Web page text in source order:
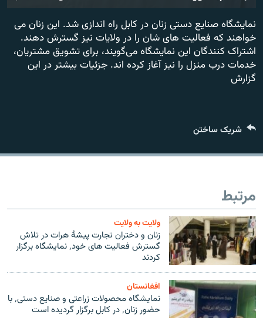
صفحه پشتو
Azadi English
همۀ سایت‌های رادیو آزادی/ رادیو اروپای آزاد
Auto
240p
360p
480p
360p
480p
نمایشگاه صنایع دستی زنان در کابل راه اندازی شد. این زنان می
خواهند که فعالیت های شان را در ولایات نیز گسترش دهند.
اشتراک کنندگان این نمایشگاه می‌گویند، برای تشویق مشتریان،
خدمات درب منزل را نیز آغاز کرده اند. جزئیات بیشتر در این
گزارش
شریک ساختن
مرتبط
ولایت به ولایت
زنان و دختران تجارت پیشهٔ هرات در تلاش
گسترش فعالیت های خود٬ نمایشگاه برگزار
کردند
افغانستان
نمایشگاه محصولات زراعتی و صنایع دستی٬ با
حضور زنان٬ در کابل برگزار گردیده است